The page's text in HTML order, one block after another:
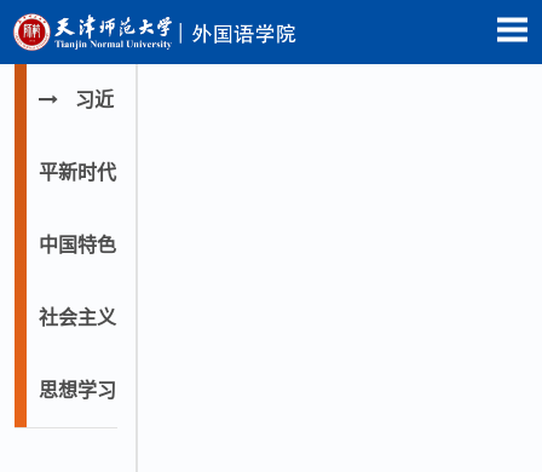
习近
平新时代
中国特色
社会主义
思想学习